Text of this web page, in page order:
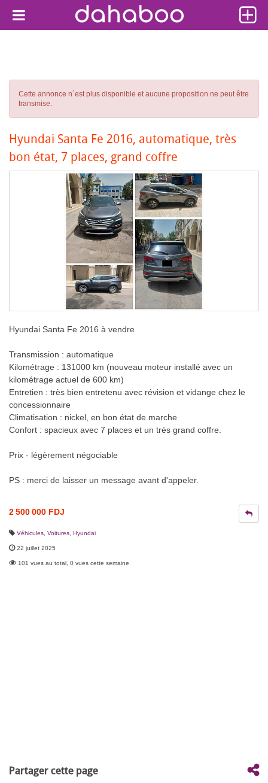
Cette annonce n´est plus disponible et aucune proposition ne peut être
transmise.
Hyundai Santa Fe 2016, automatique, très
bon état, 7 places, grand coffre
Hyundai Santa Fe 2016 à vendre
Transmission : automatique
Kilométrage : 131000 km (nouveau moteur installé avec un
kilométrage actuel de 600 km)
Entretien : très bien entretenu avec révision et vidange chez le
concessionnaire
Climatisation : nickel, en bon état de marche
Confort : spacieux avec 7 places et un très grand coffre.
Prix - légèrement négociable
PS : merci de laisser un message avant d'appeler.
2 500 000 FDJ
Véhicules Voitures Hyundai
22 juillet 2025
101 vues au total, 0 vues cette semaine
Partager cette page